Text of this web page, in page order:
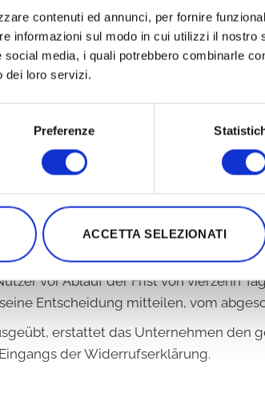
contenuti ed annunci, per fornire
informazioni sul modo in cui utilizzi il
media, i quali potrebbero combinarle
dei loro servizi.
Preferenze
ACCETTA SELEZIONATI
wird, kommt der Vertrag mit der
mit deinen Zugangsdaten
direkt von PayPal. Es fallen keine
gegenüber dem
52 des Gesetzesdekrets Nr. 206
vor Ablauf der Frist von vierzehn
Entscheidung mitteilen, vom
erstattet das Unternehmen den
der Widerrufserklärung.